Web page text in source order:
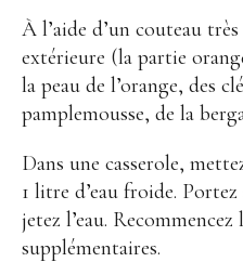
À l’aide d’un couteau
extérieure (la partie
la peau de l’orange, des
pamplemousse, de la
Dans une casserole,
1 litre d’eau froide.
jetez l’eau.
supplémentaires.